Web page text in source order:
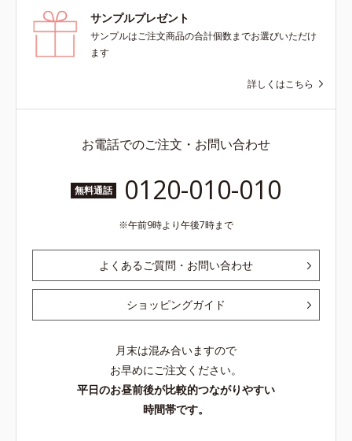
サンプルプレゼント
サンプルはご注文商品の合計個数までお選びいただけ
ます
詳しくはこちら
お電話でのご注文・お問い合わせ
無料通話 0120-010-010
午前9時より午後7時まで
よくあるご質問・お問い合わせ
ショッピングガイド
月末は混み合いますので
お早めにご注文ください。
平日のお昼前後が比較的つながりやすい
時間帯です。